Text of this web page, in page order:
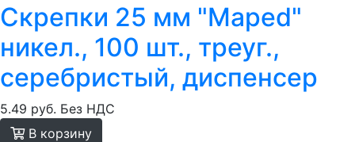
Скрепки 25 мм "Maped"
никел., 100 шт., треуг.,
серебристый, диспенсер
5.49 руб. Без НДС
В корзину